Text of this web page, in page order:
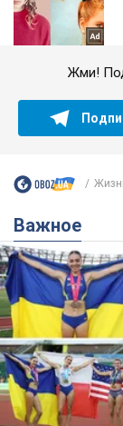
Жми!
Важное